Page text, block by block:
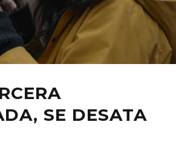
SE DESATA